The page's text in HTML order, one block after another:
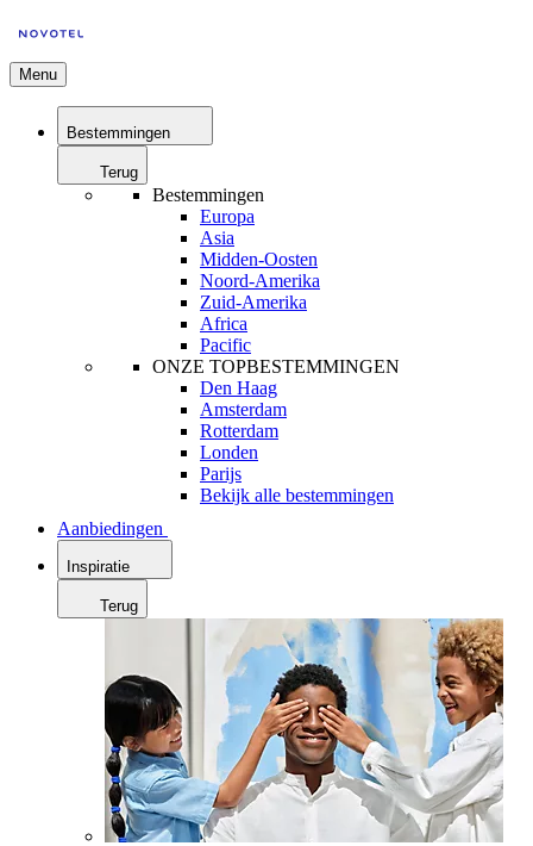
Menu
Bestemmingen
Terug
Bestemmingen
Europa
Asia
Midden-Oosten
Noord-Amerika
Zuid-Amerika
Africa
Pacific
ONZE TOPBESTEMMINGEN
Den Haag
Amsterdam
Rotterdam
Londen
Parijs
Bekijk alle bestemmingen
Aanbiedingen
Inspiratie
Terug